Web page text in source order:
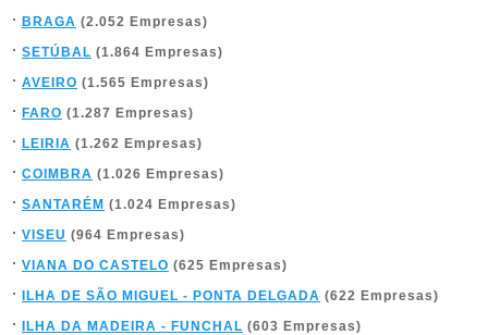
BRAGA (2.052 Empresas)
SETÚBAL (1.864 Empresas)
AVEIRO (1.565 Empresas)
FARO (1.287 Empresas)
LEIRIA (1.262 Empresas)
COIMBRA (1.026 Empresas)
SANTARÉM (1.024 Empresas)
VISEU (964 Empresas)
VIANA DO CASTELO (625 Empresas)
ILHA DE SÃO MIGUEL - PONTA DELGADA (622 Empresas)
ILHA DA MADEIRA - FUNCHAL (603 Empresas)